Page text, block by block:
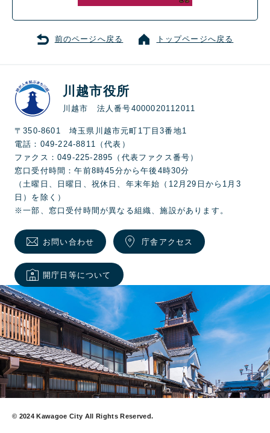
前のページへ戻る トップページへ戻る
川越市役所
川越市 法人番号4000020112011
〒350-8601 埼玉県川越市元町1丁目3番地1
電話：049-224-8811（代表）
ファクス：049-225-2895（代表ファクス番号）
窓口受付時間：午前8時45分から午後4時30分
（土曜日、日曜日、祝休日、年末年始（12月29日から1月3
日）を除く）
※一部、窓口受付時間が異なる組織、施設があります。
お問い合わせ 庁舎アクセス
開庁日等について
© 2024 Kawagoe City All Rights Reserved.